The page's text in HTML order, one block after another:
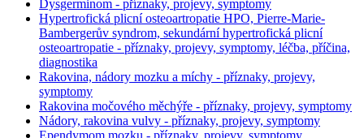
Dysgerminom - příznaky, projevy, symptomy
Hypertrofická plicní osteoartropatie HPO, Pierre-Marie-
Bambergerův syndrom, sekundární hypertrofická plicní
osteoartropatie - příznaky, projevy, symptomy, léčba, příčina,
diagnostika
Rakovina, nádory mozku a míchy - příznaky, projevy,
symptomy
Rakovina močového měchýře - příznaky, projevy, symptomy
Nádory, rakovina vulvy - příznaky, projevy, symptomy
Ependymom mozku - příznaky, projevy, symptomy